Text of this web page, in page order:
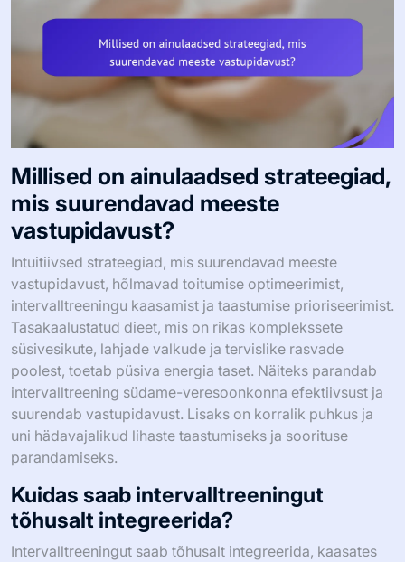
Millised on ainulaadsed strateegiad,
mis suurendavad meeste
vastupidavust?
Intuitiivsed strateegiad, mis suurendavad meeste
vastupidavust, hõlmavad toitumise optimeerimist,
intervalltreeningu kaasamist ja taastumise prioriseerimist.
Tasakaalustatud dieet, mis on rikas komplekssete
süsivesikute, lahjade valkude ja tervislike rasvade
poolest, toetab püsiva energia taset. Näiteks parandab
intervalltreening südame-veresoonkonna efektiivsust ja
suurendab vastupidavust. Lisaks on korralik puhkus ja
uni hädavajalikud lihaste taastumiseks ja soorituse
parandamiseks.
Kuidas saab intervalltreeningut
tõhusalt integreerida?
Intervalltreeningut saab tõhusalt integreerida, kaasates